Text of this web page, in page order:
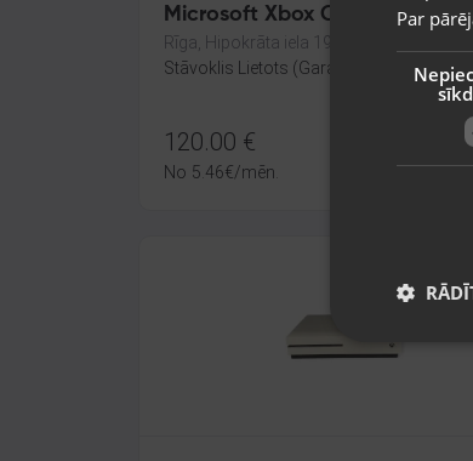
Microsoft Xbox One S 1 TB
Rīga, Hipokrāta iela 19a
Stāvoklis Lietots (Garantija 6 mēneši)
120.00 €
No 5.46€/mēn.
Par